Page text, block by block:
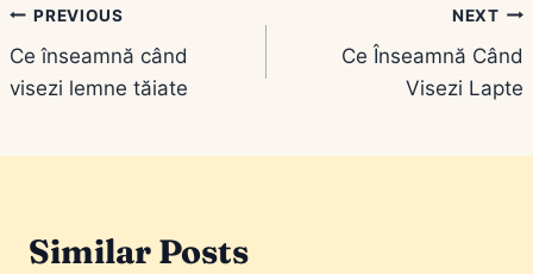
Navigare
în
PREVIOUS
Ce înseamnă când
visezi lemne tăiate
NEXT
Ce Înseamnă Când
Visezi Lapte
Similar Posts